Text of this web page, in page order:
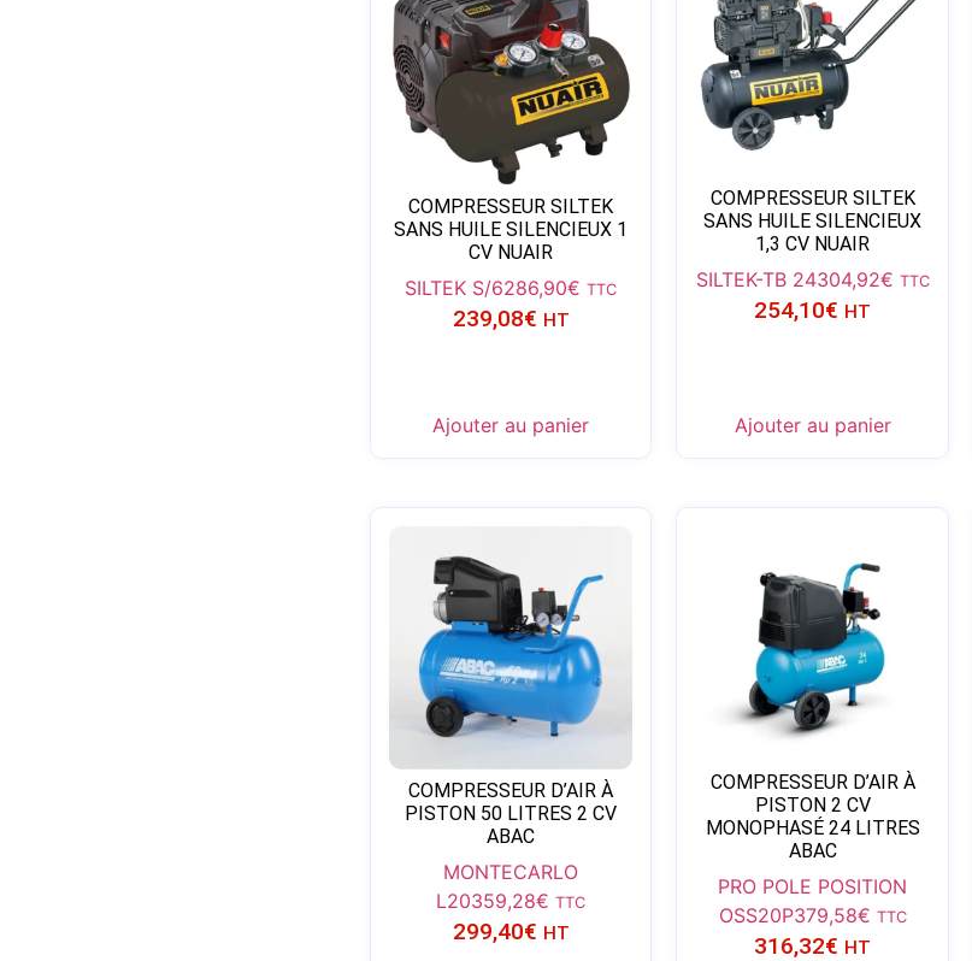
COMPRESSEUR SILTEK
SANS HUILE SILENCIEUX 1
CV NUAIR
SILTEK S/6286,90€ TTC
239,08€ HT
Ajouter au panier
COMPRESSEUR SILTEK
SANS HUILE SILENCIEUX
1,3 CV NUAIR
SILTEK-TB 24304,92€ TTC
254,10€ HT
Ajouter au panier
COMPRESSEUR D’AIR À
PISTON 50 LITRES 2 CV
ABAC
MONTECARLO
L20359,28€ TTC
299,40€ HT
COMPRESSEUR D’AIR À
PISTON 2 CV
MONOPHASÉ 24 LITRES
ABAC
PRO POLE POSITION
OSS20P379,58€ TTC
316,32€ HT